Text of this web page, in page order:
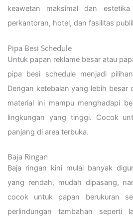
keawetan maksimal dan
perkantoran, hotel, dan fasilitas
Pipa Besi Schedule
Untuk papan reklame besar atau
pipa besi schedule menjadi
Dengan ketebalan yang lebih besar
material ini mampu menghadapi
lingkungan yang tinggi. Cocok
panjang di area terbuka.
Baja Ringan
Baja ringan kini mulai banyak
yang rendah, mudah dipasang,
cocok untuk papan berukuran
perlindungan tambahan seperti